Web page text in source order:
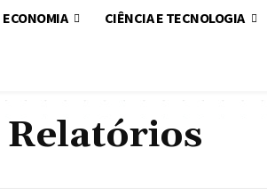
ECONOMIA CIÊNCIA E TECNOLOGIA
Relatórios